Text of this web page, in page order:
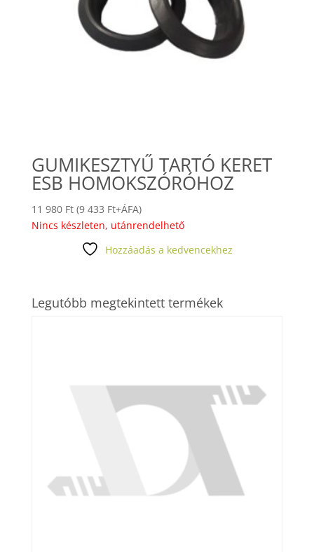
GUMIKESZTYŰ TARTÓ KERET
ESB HOMOKSZÓRÓHOZ
11 980 Ft (9 433 Ft+ÁFA)
Nincs készleten, utánrendelhető
Hozzáadás a kedvencekhez
Legutóbb megtekintett termékek